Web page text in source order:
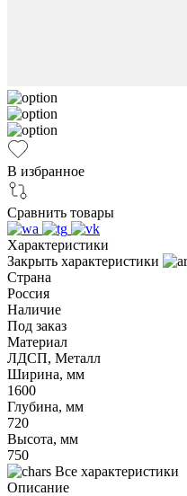
В избранное
Сравнить товары
Характеристики
Закрыть характеристики
Страна
Россия
Наличие
Под заказ
Материал
ЛДСП, Металл
Ширина, мм
1600
Глубина, мм
720
Высота, мм
750
Все характеристики
Описание